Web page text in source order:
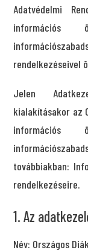
Adatvédelmi
rendelkezéseivel
Jelen
kialakításakor az
továbbiakban:
rendelkezéseire.
1. Az
Név: Országos